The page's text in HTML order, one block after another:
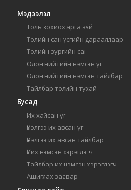
Мэдээлэл
Толь зохиох арга зүй
Толийн сан үсгийн дарааллаар
Толийн зургийн сан
Олон нийтийн нэмсэн үг
Олон нийтийн нэмсэн тайлбар
Тайлбар толийн тухай
Бусад
Их хайсан үг
Үнэлгээ их авсан үг
Үнэлгээ их авсан тайлбар
Үг их нэмсэн хэрэглэгч
Тайлбар их нэмсэн хэрэглэгч
Ашиглах заавар